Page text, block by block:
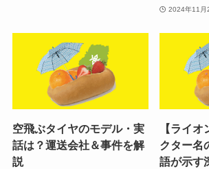
2024年11月
空飛ぶタイヤのモデル・実
話は？運送会社＆事件を解
説
【ライ
クター名
語が示す